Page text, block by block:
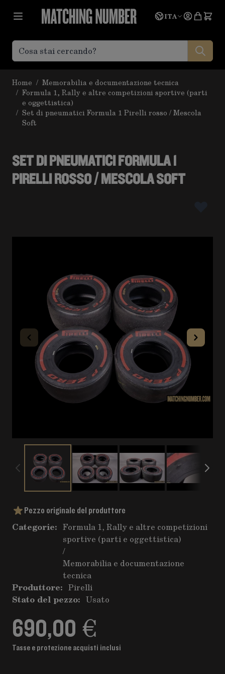
Lingua
ITA
Home / Memorabilia e documentazione tecnica
/ Formula 1, Rally e altre competizioni sportive (parti
e oggettistica)
/ Set di pneumatici Formula 1 Pirelli rosso / Mescola
Soft
SET DI PNEUMATICI FORMULA 1
PIRELLI ROSSO / MESCOLA SOFT
Pezzo originale del produttore
Categorie: Formula 1, Rally e altre competizioni
sportive (parti e oggettistica)
/
Memorabilia e documentazione
tecnica
Produttore: Pirelli
Stato del pezzo: Usato
690,00 €
Tasse e protezione acquisti inclusi